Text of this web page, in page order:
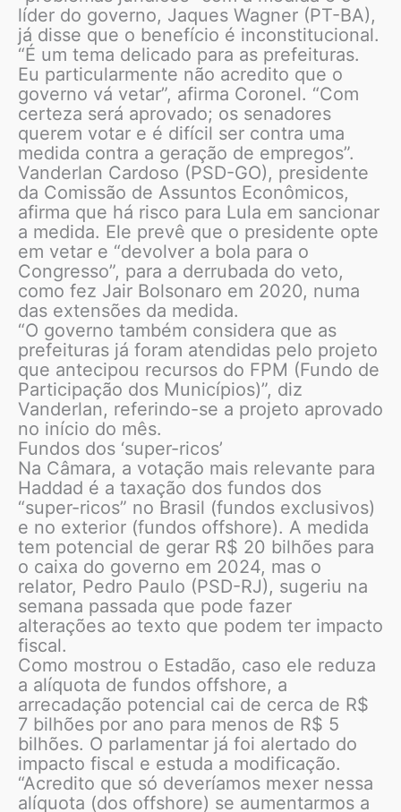
líder do governo, Jaques Wagner (PT-BA),
já disse que o benefício é inconstitucional.
“É um tema delicado para as prefeituras.
Eu particularmente não acredito que o
governo vá vetar”, afirma Coronel. “Com
certeza será aprovado; os senadores
querem votar e é difícil ser contra uma
medida contra a geração de empregos”.
Vanderlan Cardoso (PSD-GO), presidente
da Comissão de Assuntos Econômicos,
afirma que há risco para Lula em sancionar
a medida. Ele prevê que o presidente opte
em vetar e “devolver a bola para o
Congresso”, para a derrubada do veto,
como fez Jair Bolsonaro em 2020, numa
das extensões da medida.
“O governo também considera que as
prefeituras já foram atendidas pelo projeto
que antecipou recursos do FPM (Fundo de
Participação dos Municípios)”, diz
Vanderlan, referindo-se a projeto aprovado
no início do mês.
Fundos dos ‘super-ricos’
Na Câmara, a votação mais relevante para
Haddad é a taxação dos fundos dos
“super-ricos” no Brasil (fundos exclusivos)
e no exterior (fundos offshore). A medida
tem potencial de gerar R$ 20 bilhões para
o caixa do governo em 2024, mas o
relator, Pedro Paulo (PSD-RJ), sugeriu na
semana passada que pode fazer
alterações ao texto que podem ter impacto
fiscal.
Como mostrou o Estadão, caso ele reduza
a alíquota de fundos offshore, a
arrecadação potencial cai de cerca de R$
7 bilhões por ano para menos de R$ 5
bilhões. O parlamentar já foi alertado do
impacto fiscal e estuda a modificação.
“Acredito que só deveríamos mexer nessa
alíquota (dos offshore) se aumentarmos a